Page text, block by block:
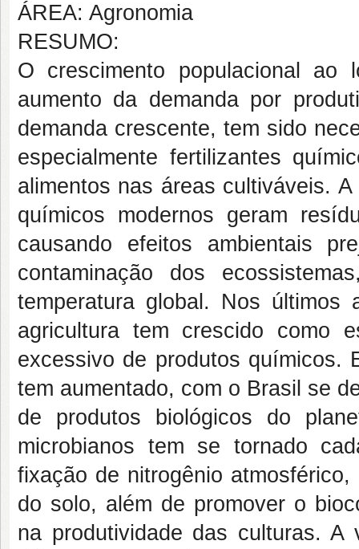
ÁREA: Agronomia
RESUMO:
O crescimento populacional ao
aumento da demanda por
demanda crescente, tem sido
especialmente fertilizantes
alimentos nas áreas cultiváveis.
químicos modernos geram
causando efeitos ambientais
contaminação dos
temperatura global. Nos
agricultura tem crescido como
excessivo de produtos químicos.
tem aumentado, com o Brasil se
de produtos biológicos do
microbianos tem se tornado
fixação de nitrogênio
do solo, além de promover o
na produtividade das culturas. A